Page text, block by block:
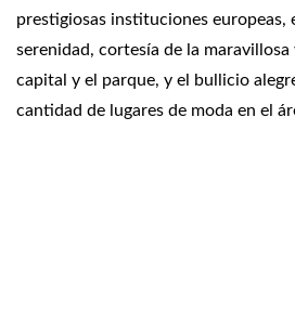
prestigiosas instituciones europeas,
serenidad, cortesía de la maravillosa
capital y el parque, y el bullicio
cantidad de lugares de moda en el